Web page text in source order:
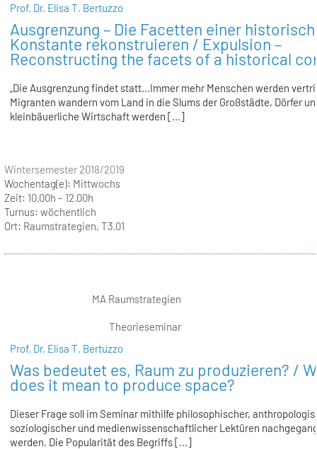
Prof. Dr. Elisa T. Bertuzzo
Ausgrenzung – Die Facetten einer
Konstante rekonstruieren / Expulsion –
Reconstructing the facets of a historical
„Die Ausgrenzung findet statt...Immer mehr Menschen werden
Migranten wandern vom Land in die Slums der Großstädte, Dörfer
kleinbäuerliche Wirtschaft werden [...]
Wintersemester 2018/2019
Wochentag(e): Mittwochs
Zeit: 10.00h – 12.00h
Turnus: wöchentlich
Ort: Raumstrategien, T3.01
MA Raumstrategien
Theorieseminar
Prof. Dr. Elisa T. Bertuzzo
Was bedeutet es, Raum zu produzieren? /
does it mean to produce space?
Dieser Frage soll im Seminar mithilfe philosophischer,
soziologischer und medienwissenschaftlicher Lektüren
werden. Die Popularität des Begriffs [...]